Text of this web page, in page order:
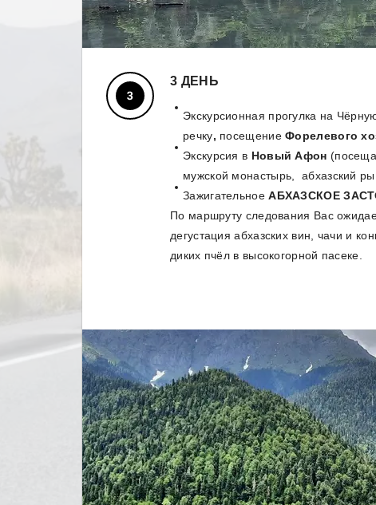
3 ДЕНЬ
Экскурсионная прогулка на
речку, посещениеФорелевого
Экскурсия в Новый Афон
мужской монастырь, абхазский
ЗажигательноеАБХАЗСКОЕ
По маршруту следования Вас
дегустация абхазских вин, чачи и
диких пчёл в высокогорной пасеке.